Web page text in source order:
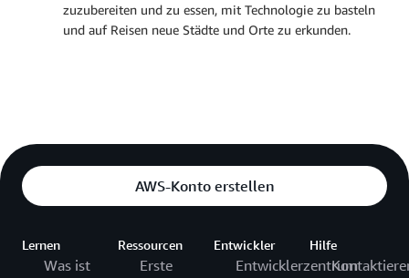
zuzubereiten und zu essen, mit Technologie zu basteln
und auf Reisen neue Städte und Orte zu erkunden.
AWS-Konto erstellen
Lernen
Was ist
Ressourcen
Erste
Entwickler
Entwicklerzentrum
Hilfe